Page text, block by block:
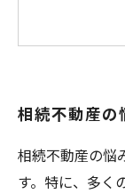
トラブル
かう
円滑な売
相続不動産の
相続不動産の悩
す。特に、多く